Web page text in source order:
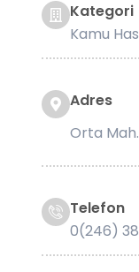
Kategori
Kamu
Adres
Orta
Telefon
0(246)